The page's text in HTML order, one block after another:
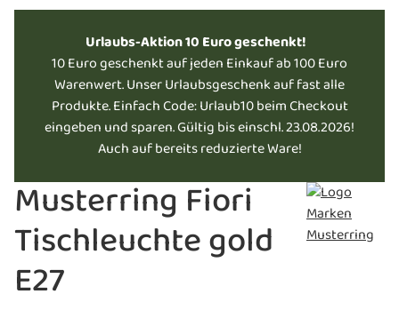
Urlaubs-Aktion 10 Euro geschenkt!
10 Euro geschenkt auf jeden Einkauf ab 100 Euro
Warenwert. Unser Urlaubsgeschenk auf fast alle
Produkte. Einfach Code: Urlaub10 beim Checkout
eingeben und sparen. Gültig bis einschl. 23.08.2026!
Auch auf bereits reduzierte Ware!
Musterring Fiori
Tischleuchte gold
E27